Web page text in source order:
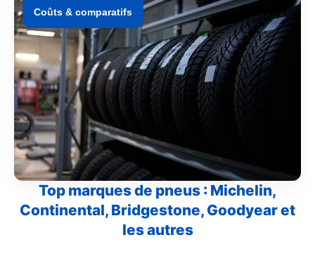
Coûts & comparatifs
Top marques de pneus : Michelin,
Continental, Bridgestone, Goodyear et
les autres